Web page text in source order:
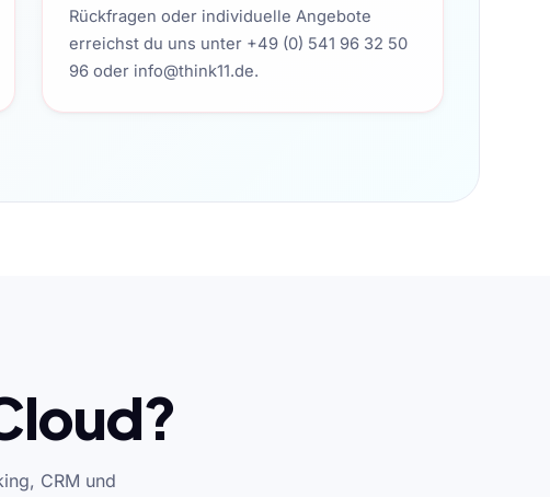
Rückfragen oder individuelle Angebote
erreichst du uns unter +49 (0) 541 96 32 50
96 oder info@think11.de.
CRM und